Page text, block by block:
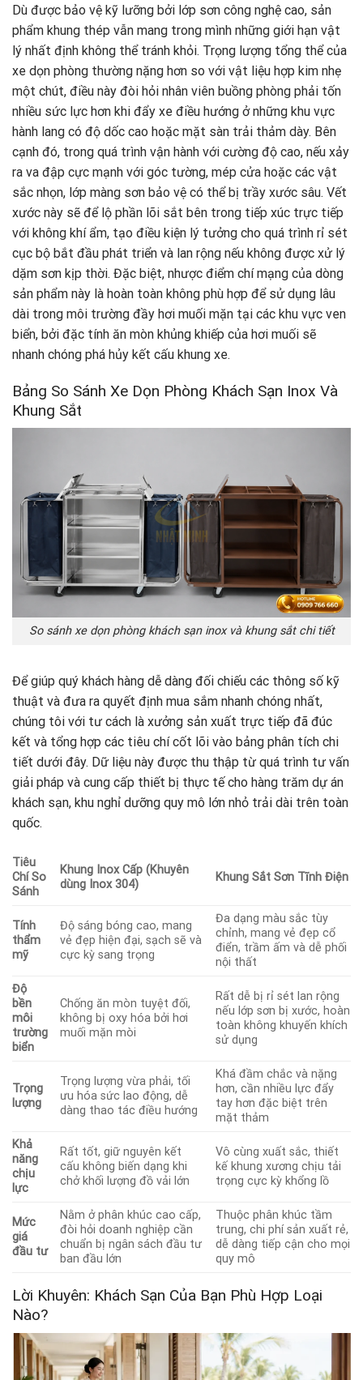
Dù được bảo vệ kỹ lưỡng bởi lớp sơn công nghệ cao, sản
phẩm khung thép vẫn mang trong mình những giới hạn vật
lý nhất định không thể tránh khỏi. Trọng lượng tổng thể của
xe dọn phòng thường nặng hơn so với vật liệu hợp kim nhẹ
một chút, điều này đòi hỏi nhân viên buồng phòng phải tốn
nhiều sức lực hơn khi đẩy xe điều hướng ở những khu vực
hành lang có độ dốc cao hoặc mặt sàn trải thảm dày. Bên
cạnh đó, trong quá trình vận hành với cường độ cao, nếu xảy
ra va đập cực mạnh với góc tường, mép cửa hoặc các vật
sắc nhọn, lớp màng sơn bảo vệ có thể bị trầy xước sâu. Vết
xước này sẽ để lộ phần lõi sắt bên trong tiếp xúc trực tiếp
với không khí ẩm, tạo điều kiện lý tưởng cho quá trình rỉ sét
cục bộ bắt đầu phát triển và lan rộng nếu không được xử lý
dặm sơn kịp thời. Đặc biệt, nhược điểm chí mạng của dòng
sản phẩm này là hoàn toàn không phù hợp để sử dụng lâu
dài trong môi trường đầy hơi muối mặn tại các khu vực ven
biển, bởi đặc tính ăn mòn khủng khiếp của hơi muối sẽ
nhanh chóng phá hủy kết cấu khung xe.
Bảng So Sánh Xe Dọn Phòng Khách Sạn Inox Và
Khung Sắt
So sánh xe dọn phòng khách sạn inox và khung sắt chi tiết
Để giúp quý khách hàng dễ dàng đối chiếu các thông số kỹ
thuật và đưa ra quyết định mua sắm nhanh chóng nhất,
chúng tôi với tư cách là xưởng sản xuất trực tiếp đã đúc
kết và tổng hợp các tiêu chí cốt lõi vào bảng phân tích chi
tiết dưới đây. Dữ liệu này được thu thập từ quá trình tư vấn
giải pháp và cung cấp thiết bị thực tế cho hàng trăm dự án
khách sạn, khu nghỉ dưỡng quy mô lớn nhỏ trải dài trên toàn
quốc.
Tiêu
Chí So
Sánh
Khung Inox Cấp (Khuyên
dùng Inox 304)
Khung Sắt Sơn Tĩnh Điện
Tính
thẩm
mỹ
Độ sáng bóng cao, mang
vẻ đẹp hiện đại, sạch sẽ và
cực kỳ sang trọng
Đa dạng màu sắc tùy
chỉnh, mang vẻ đẹp cổ
điển, trầm ấm và dễ phối
nội thất
Độ
bền
môi
trường
biển
Chống ăn mòn tuyệt đối,
không bị oxy hóa bởi hơi
muối mặn mòi
Rất dễ bị rỉ sét lan rộng
nếu lớp sơn bị xước, hoàn
toàn không khuyến khích
sử dụng
Trọng
lượng
Trọng lượng vừa phải, tối
ưu hóa sức lao động, dễ
dàng thao tác điều hướng
Khá đầm chắc và nặng
hơn, cần nhiều lực đẩy
tay hơn đặc biệt trên
mặt thảm
Khả
năng
chịu
lực
Rất tốt, giữ nguyên kết
cấu không biến dạng khi
chở khối lượng đồ vải lớn
Vô cùng xuất sắc, thiết
kế khung xương chịu tải
trọng cực kỳ khổng lồ
Mức
giá
đầu tư
Nằm ở phân khúc cao cấp,
đòi hỏi doanh nghiệp cần
chuẩn bị ngân sách đầu tư
ban đầu lớn
Thuộc phân khúc tầm
trung, chi phí sản xuất rẻ,
dễ dàng tiếp cận cho mọi
quy mô
Lời Khuyên: Khách Sạn Của Bạn Phù Hợp Loại
Nào?